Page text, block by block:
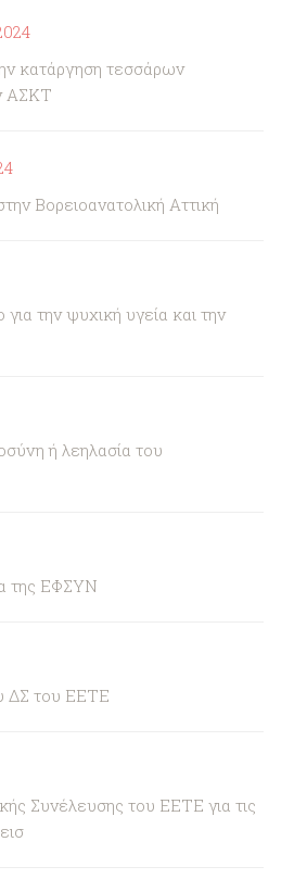
κατάργηση τεσσάρων
ΑΣΚΤ
Βορειοανατολική Αττική
για την ψυχική υγεία και την
ή λεηλασία του
της ΕΦΣΥΝ
ΔΣ του ΕΕΤΕ
Συνέλευσης του ΕΕΤΕ για τις